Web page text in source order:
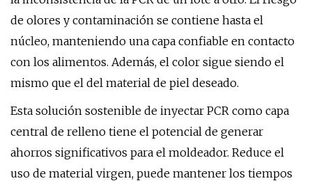
de olores y contaminación se contiene hasta el
núcleo, manteniendo una capa confiable en contacto
con los alimentos. Además, el color sigue siendo el
mismo que el del material de piel deseado.
Esta solución sostenible de inyectar PCR como capa
central de relleno tiene el potencial de generar
ahorros significativos para el moldeador. Reduce el
uso de material virgen, puede mantener los tiempos